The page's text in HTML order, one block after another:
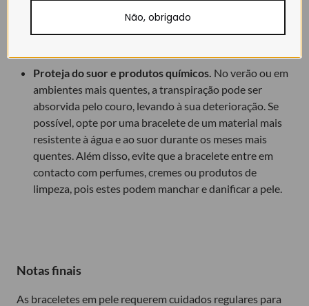
Evite exposição prolongada ao sol.
pode desbotar a cor da pele e torná-la mais frágil ao
Proteja do suor e produtos químicos. No verão ou em
ambientes mais quentes, a transpiração pode ser
absorvida pelo couro, levando à sua deterioração. Se
possível, opte por uma bracelete de um material mais
resistente à água e ao suor durante os meses mais
quentes. Além disso, evite que a bracelete entre em
contacto com perfumes, cremes ou produtos de
limpeza, pois estes podem manchar e danificar a pele.
Notas finais
As braceletes em pele requerem cuidados regulares para
Não, obrigado